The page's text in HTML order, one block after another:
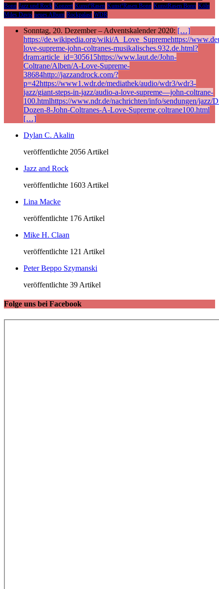
Bonn Jazz und Rock Konzert Kunst!Rasen Kunst!Rasen Bonn KunstRasen Bonn Köln
Miles Davis neues Album Rockpalast WDR
Sonntag, 20. Dezember – Adventskalender 2020: […]
https://de.wikipedia.org/wiki/A_Love_Supremehttps://
love-supreme-john-coltranes-musikalisches.932.de.html?
dram:article_id=305615https://www.laut.de/John-
Coltrane/Alben/A-Love-Supreme-
38684http://jazzandrock.com/?
p=42https://www1.wdr.de/mediathek/audio/wdr3/wdr3-
jazz/giant-steps-in-jazz/audio-a-love-supreme—john-coltrane-
100.htmlhttps://www.ndr.de/nachrichten/info/sendungen/jazz/
Dozen-8-John-Coltranes-A-Love-Supreme,coltrane100.html
[…]
Dylan C. Akalin
veröffentlichte 2056 Artikel
Jazz and Rock
veröffentlichte 1603 Artikel
Lina Macke
veröffentlichte 176 Artikel
Mike H. Claan
veröffentlichte 121 Artikel
Peter Beppo Szymanski
veröffentlichte 39 Artikel
Folge uns bei Facebook